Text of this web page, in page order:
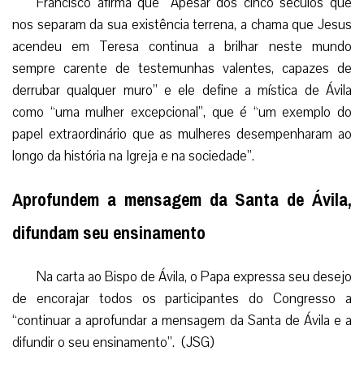
nos separam da sua existência terrena, a chama que Jesus
acendeu em Teresa continua a brilhar neste mundo
sempre carente de testemunhas valentes, capazes de
derrubar qualquer muro” e ele define a mística de Ávila
como “uma mulher excepcional”, que é “um exemplo do
papel extraordinário que as mulheres desempenharam ao
longo da história na Igreja e na sociedade”.
Aprofundem a mensagem da Santa de Ávila,
difundam seu ensinamento
Na carta ao Bispo de Ávila, o Papa expressa seu desejo
de encorajar todos os participantes do Congresso a
“continuar a aprofundar a mensagem da Santa de Ávila e a
difundir o seu ensinamento”. (JSG)